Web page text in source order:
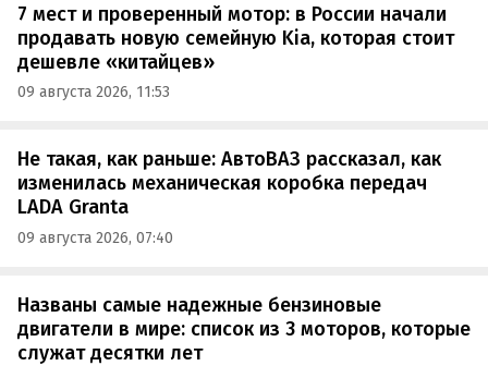
7 мест и проверенный мотор: в России начали
продавать новую семейную Kia, которая стоит
дешевле «китайцев»
09 августа 2026, 11:53
Не такая, как раньше: АвтоВАЗ рассказал, как
изменилась механическая коробка передач
LADA Granta
09 августа 2026, 07:40
Названы самые надежные бензиновые
двигатели в мире: список из 3 моторов, которые
служат десятки лет